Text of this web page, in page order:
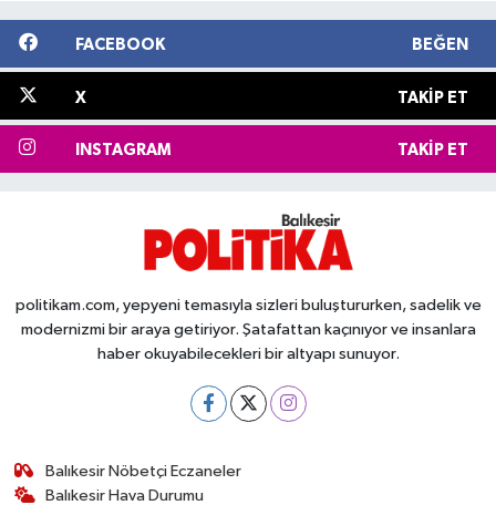
FACEBOOK BEĞEN
X TAKIP ET
INSTAGRAM TAKIP ET
politikam.com, yepyeni temasıyla sizleri buluştururken, sadelik ve
modernizmi bir araya getiriyor. Şatafattan kaçınıyor ve insanlara
haber okuyabilecekleri bir altyapı sunuyor.
Balıkesir Nöbetçi Eczaneler
Balıkesir Hava Durumu